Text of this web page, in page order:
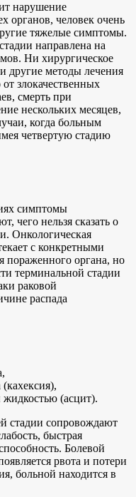
нарушение
органов, человек очень
тяжелые симптомы.
направлена на
Ни хирургическое
другие методы лечения
злокачественных
смерть при
нескольких месяцев,
когда больным
четвертую стадию
симптомы
чего нельзя сказать о
Онкологическая
с конкретными
органа, но
терминальной стадии
раковой
распада
(асцит).
стадии сопровождают
быстрая
Болевой
рвота и потери
больной находится в